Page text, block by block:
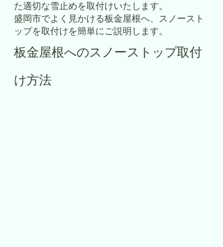
た適切な雪止めを取付けいたします。
盛岡市でよく見かける板金屋根へ、スノースト
ップを取付けを簡単にご説明します。
板金屋根へのスノーストップ取付
け方法